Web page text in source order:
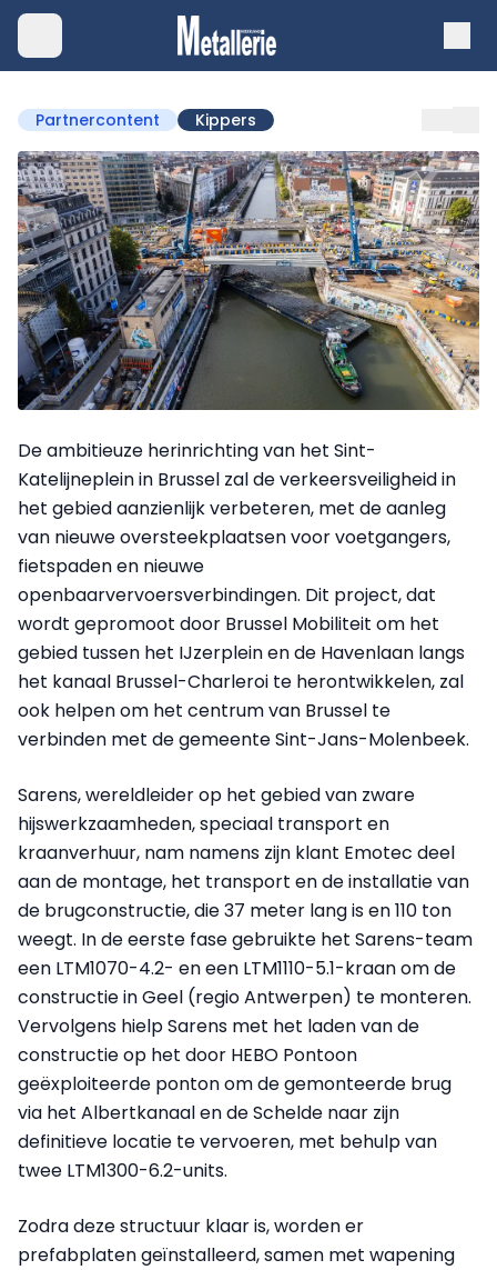
Partnercontent Kippers
De ambitieuze herinrichting van het Sint-
Katelijneplein in Brussel zal de verkeersveiligheid in
het gebied aanzienlijk verbeteren, met de aanleg
van nieuwe oversteekplaatsen voor voetgangers,
fietspaden en nieuwe
openbaarvervoersverbindingen. Dit project, dat
wordt gepromoot door Brussel Mobiliteit om het
gebied tussen het IJzerplein en de Havenlaan langs
het kanaal Brussel-Charleroi te herontwikkelen, zal
ook helpen om het centrum van Brussel te
verbinden met de gemeente Sint-Jans-Molenbeek.
Sarens, wereldleider op het gebied van zware
hijswerkzaamheden, speciaal transport en
kraanverhuur, nam namens zijn klant Emotec deel
aan de montage, het transport en de installatie van
de brugconstructie, die 37 meter lang is en 110 ton
weegt. In de eerste fase gebruikte het Sarens-team
een LTM1070-4.2- en een LTM1110-5.1-kraan om de
constructie in Geel (regio Antwerpen) te monteren.
Vervolgens hielp Sarens met het laden van de
constructie op het door HEBO Pontoon
geëxploiteerde ponton om de gemonteerde brug
via het Albertkanaal en de Schelde naar zijn
definitieve locatie te vervoeren, met behulp van
twee LTM1300-6.2-units.
Zodra deze structuur klaar is, worden er
prefabplaten geïnstalleerd, samen met wapening